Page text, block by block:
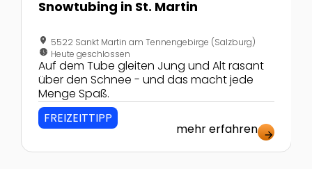
Snowtubing in St. Martin
location_on 5522 Sankt Martin am Tennengebirge (Salzburg)
nest_clock_farsight_analog Heute geschlossen
Auf dem Tube gleiten Jung und Alt rasant
über den Schnee - und das macht jede
Menge Spaß.
FREIZEITTIPP
mehr erfahren arrow_forward